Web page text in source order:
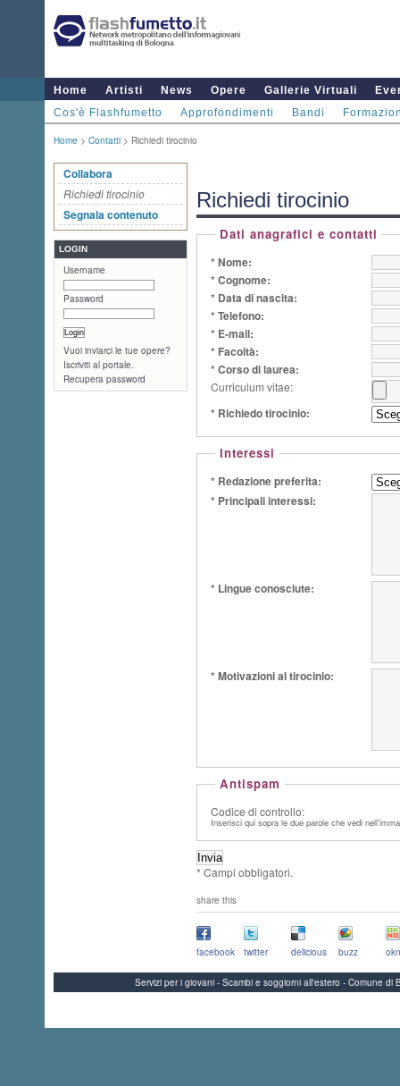
Home Artisti News Opere Gallerie Virtuali
Cos'è Flashfumetto
Approfondimenti Bandi
Home > Contatti > Richiedi tirocinio
Collabora
Richiedi tirocinio
Segnala contenuto
LOGIN
Username
Password
Vuoi inviarci le tue opere?
Iscriviti al portale.
Recupera password
Richiedi tirocinio
Dati anagrafici e contatti
* Nome:
* Cognome:
* Data di nascita:
* Telefono:
* E-mail:
* Facoltà:
* Corso di laurea:
Curriculum vitae:
* Richiedo tirocinio:
Interessi
* Redazione preferita:
* Principali interessi:
* Lingue conosciute:
* Motivazioni al tirocinio:
Antispam
Codice di controllo:
Inserisci qui sopra le due parole che vedi
* Campi obbligatori.
share this
facebook twitter delicious buzz
Servizi per i giovani - Scambi e soggiorni all'estero - Comune